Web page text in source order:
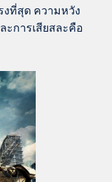
งที่สุด ความหวัง
การเสียสละคือ